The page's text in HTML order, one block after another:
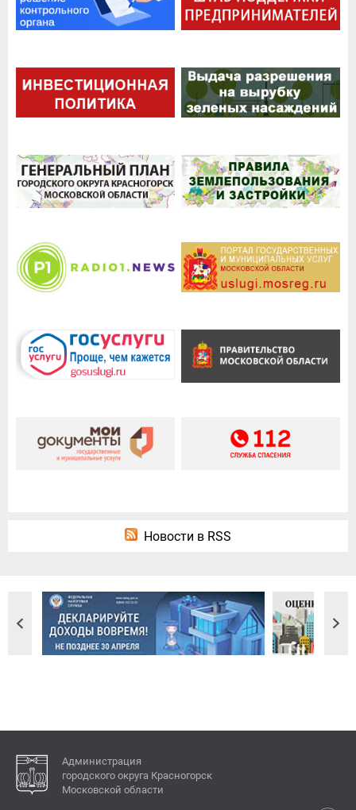
Новости в RSS
Администрация
городского округа Красногорск
Московской области